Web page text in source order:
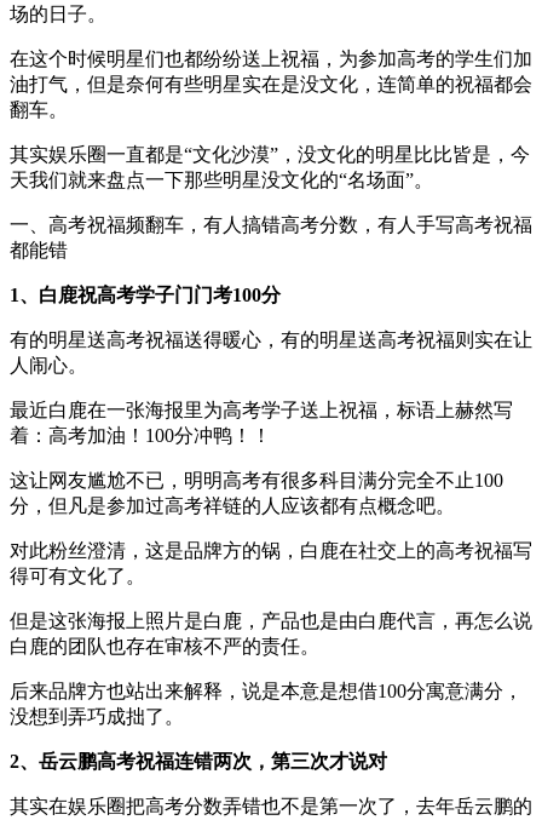
场的日子。
在这个时候明星们也都纷纷送上祝福，为参加高考的学生们加
油打气，但是奈何有些明星实在是没文化，连简单的祝福都会
翻车。
其实娱乐圈一直都是“文化沙漠”，没文化的明星比比皆是，今
天我们就来盘点一下那些明星没文化的“名场面”。
一、高考祝福频翻车，有人搞错高考分数，有人手写高考祝福
都能错
1、白鹿祝高考学子门门考100分
有的明星送高考祝福送得暖心，有的明星送高考祝福则实在让
人闹心。
最近白鹿在一张海报里为高考学子送上祝福，标语上赫然写
着：高考加油！100分冲鸭！！
这让网友尴尬不已，明明高考有很多科目满分完全不止100
分，但凡是参加过高考祥链的人应该都有点概念吧。
对此粉丝澄清，这是品牌方的锅，白鹿在社交上的高考祝福写
得可有文化了。
但是这张海报上照片是白鹿，产品也是由白鹿代言，再怎么说
白鹿的团队也存在审核不严的责任。
后来品牌方也站出来解释，说是本意是想借100分寓意满分，
没想到弄巧成拙了。
2、岳云鹏高考祝福连错两次，第三次才说对
其实在娱乐圈把高考分数弄错也不是第一次了，去年岳云鹏的